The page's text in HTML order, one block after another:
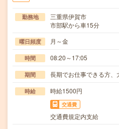
勤務地
三重県伊賀市
市部駅から車15分
曜日頻度 月～金
時間 08:20～17:05
期間 長期でお仕事できる方、
時給 時給1500円
交通費
交通費規定内支給